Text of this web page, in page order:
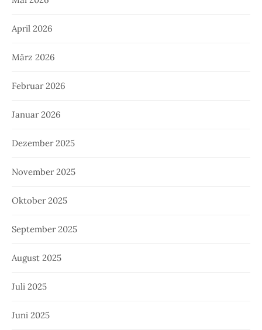
April 2026
März 2026
Februar 2026
Januar 2026
Dezember 2025
November 2025
Oktober 2025
September 2025
August 2025
Juli 2025
Juni 2025